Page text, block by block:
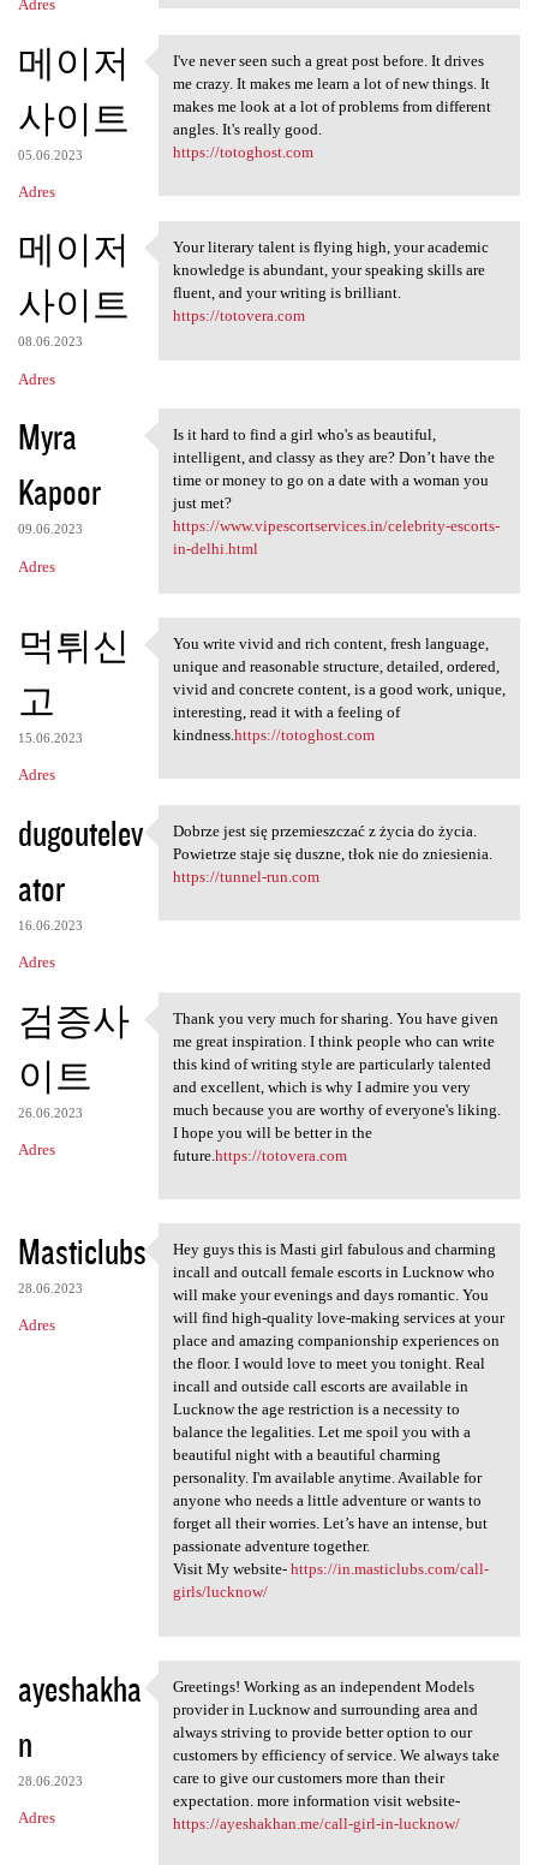
Adres
메이저
사이트
05.06.2023
Adres
I've never seen such a great
I've never seen such a great post before. It drives
me crazy. It makes me learn a lot of new things. It
makes me look at a lot of problems from different
angles. It's really good.
https://totoghost.com
메이저
사이트
08.06.2023
Adres
Your literary talent is
Your literary talent is flying high, your academic
knowledge is abundant, your speaking skills are
fluent, and your writing is brilliant.
https://totovera.com
Myra
Kapoor
09.06.2023
Adres
Is it hard to find a girl who
Is it hard to find a girl who's as beautiful,
intelligent, and classy as they are? Don’t have the
time or money to go on a date with a woman you
just met?
https://www.vipescortservices.in/celebrity-escorts-
in-delhi.html
먹튀신
고
15.06.2023
Adres
You write vivid and rich
You write vivid and rich content, fresh language,
unique and reasonable structure, detailed, ordered,
vivid and concrete content, is a good work, unique,
interesting, read it with a feeling of
kindness. https://totoghost.com
dugoutelev
ator
16.06.2023
Adres
Dobrze jest się przemieszczać
Dobrze jest się przemieszczać z życia do życia.
Powietrze staje się duszne, tłok nie do zniesienia.
https://tunnel-run.com
검증사
이트
26.06.2023
Adres
Thank you very much for
Thank you very much for sharing. You have given
me great inspiration. I think people who can write
this kind of writing style are particularly talented
and excellent, which is why I admire you very
much because you are worthy of everyone's liking.
I hope you will be better in the
future. https://totovera.com
Masticlubs
28.06.2023
Adres
Hey guys this is Masti girl
Hey guys this is Masti girl fabulous and charming
incall and outcall female escorts in Lucknow who
will make your evenings and days romantic. You
will find high-quality love-making services at your
place and amazing companionship experiences on
the floor. I would love to meet you tonight. Real
incall and outside call escorts are available in
Lucknow the age restriction is a necessity to
balance the legalities. Let me spoil you with a
beautiful night with a beautiful charming
personality. I'm available anytime. Available for
anyone who needs a little adventure or wants to
forget all their worries. Let’s have an intense, but
passionate adventure together.
Visit My website- https://in.masticlubs.com/call-
girls/lucknow/
ayeshakha
n
28.06.2023
Adres
Greetings! Working as an
Greetings! Working as an independent Models
provider in Lucknow and surrounding area and
always striving to provide better option to our
customers by efficiency of service. We always take
care to give our customers more than their
expectation. more information visit website-
https://ayeshakhan.me/call-girl-in-lucknow/